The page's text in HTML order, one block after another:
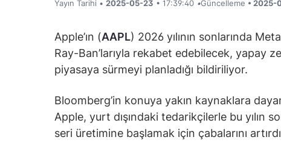
Yayın Tarihi • 2025-05-23 • 17:39:40 •Güncelleme • 2025-
Apple’ın (AAPL) 2026 yılının sonlarında
Ray-Ban’larıyla rekabet edebilecek, yapay
piyasaya sürmeyi planladığı bildiriliyor.
Bloomberg’in konuya yakın kaynaklara
Apple, yurt dışındaki tedarikçilerle bu yılın
seri üretimine başlamak için çabalarını